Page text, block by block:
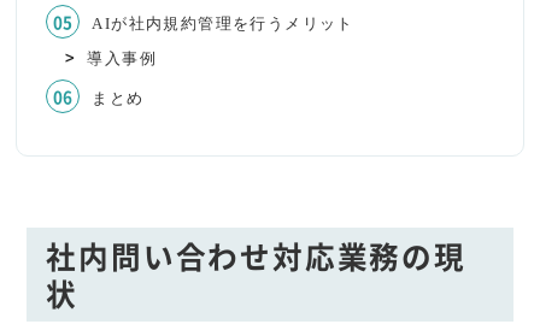
AIが社内規約管理を行うメリット
導入事例
まとめ
社内問い合わせ対応業務の現
状